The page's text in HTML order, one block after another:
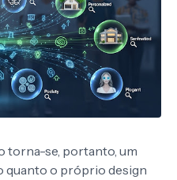
torna-se, portanto, um
quanto o próprio design